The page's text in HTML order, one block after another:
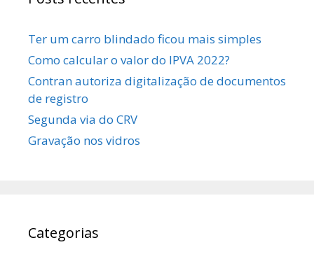
Ter um carro blindado ficou mais simples
Como calcular o valor do IPVA 2022?
Contran autoriza digitalização de documentos
de registro
Segunda via do CRV
Gravação nos vidros
Categorias